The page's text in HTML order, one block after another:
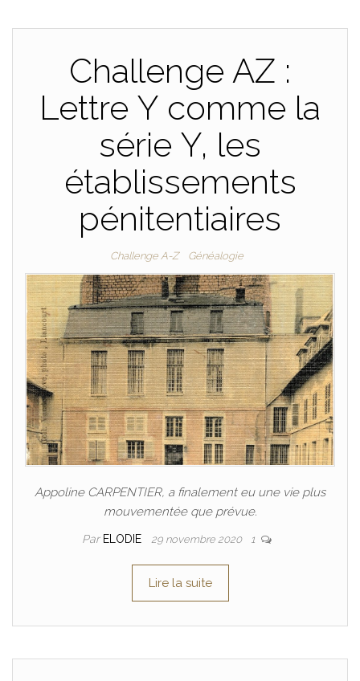
Challenge AZ :
Lettre Y comme la
série Y, les
établissements
pénitentiaires
Challenge A-Z Généalogie
Appoline CARPENTIER, a finalement eu une vie plus
mouvementée que prévue.
Par ELODIE 29 novembre 2020 1
Lire la suite